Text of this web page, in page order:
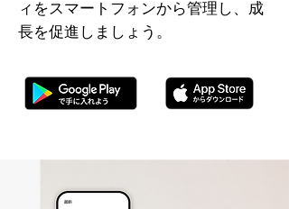
ィをスマートフォンから管理し、成
長を促進しましょう。